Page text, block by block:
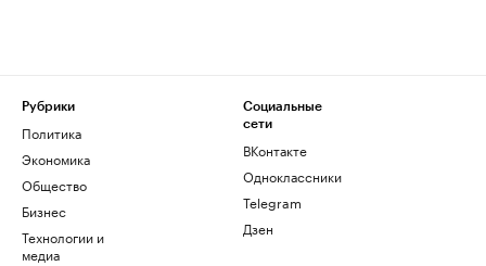
Рубрики
Политика
Экономика
Общество
Бизнес
Технологии и
медиа
Социальные
сети
ВКонтакте
Одноклассники
Telegram
Дзен